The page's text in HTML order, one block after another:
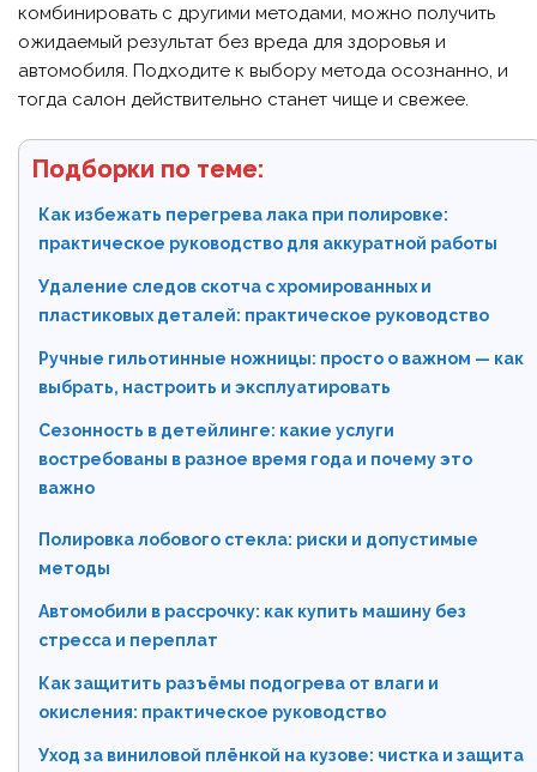
комбинировать с другими методами, можно получить
ожидаемый результат без вреда для здоровья и
автомобиля. Подходите к выбору метода осознанно, и
тогда салон действительно станет чище и свежее.
Подборки по теме:
Как избежать перегрева лака при полировке:
практическое руководство для аккуратной работы
Удаление следов скотча с хромированных и
пластиковых деталей: практическое руководство
Ручные гильотинные ножницы: просто о важном — как
выбрать, настроить и эксплуатировать
Сезонность в детейлинге: какие услуги
востребованы в разное время года и почему это
важно
Полировка лобового стекла: риски и допустимые
методы
Автомобили в рассрочку: как купить машину без
стресса и переплат
Как защитить разъёмы подогрева от влаги и
окисления: практическое руководство
Уход за виниловой плёнкой на кузове: чистка и защита